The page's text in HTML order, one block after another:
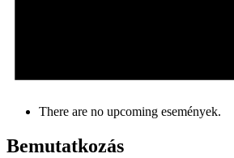
There are no upcoming események.
Bemutatkozás